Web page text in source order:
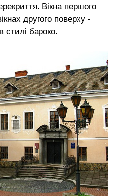
Вікна першого
другого поверху -
стилі бароко.